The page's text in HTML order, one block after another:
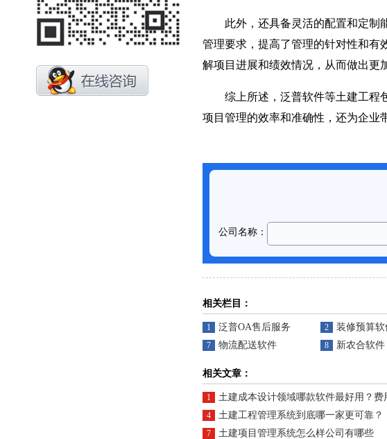
此外，还具备灵活的配置和定制能
管理要求，提高了管理的针对性和有
解项目进展和绩效情况，从而做出更
综上所述，泛普软件等土建工程包
项目管理的效率和准确性，还为企业
相关栏目：
1 泛普OA售后服务 2 装修预算软
7 物流配送软件 8 新农合软件
相关文章：
1 土建成本设计领域哪款软件最好用？费
4 土建工程管理系统到底哪一家更可靠？
7 土建项目管理系统怎么样公司有哪些